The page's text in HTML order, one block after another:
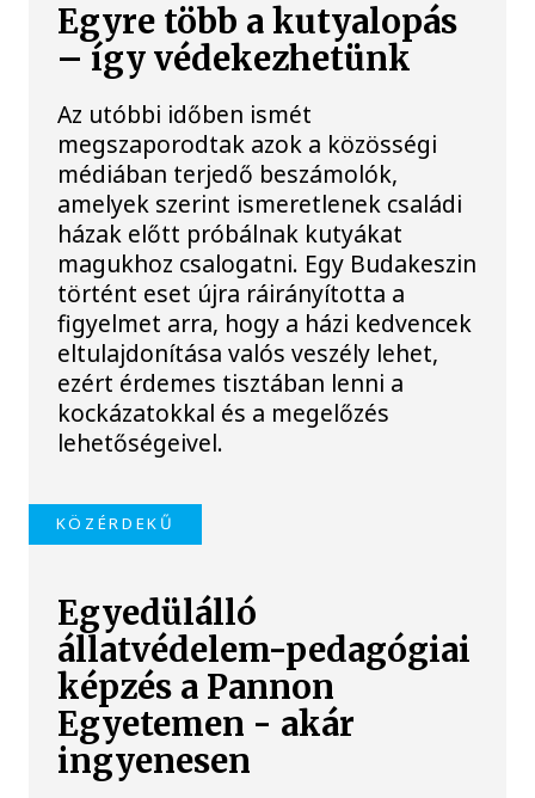
Egyre több a kutyalopás
– így védekezhetünk
Az utóbbi időben ismét
megszaporodtak azok a közösségi
médiában terjedő beszámolók,
amelyek szerint ismeretlenek családi
házak előtt próbálnak kutyákat
magukhoz csalogatni. Egy Budakeszin
történt eset újra ráirányította a
figyelmet arra, hogy a házi kedvencek
eltulajdonítása valós veszély lehet,
ezért érdemes tisztában lenni a
kockázatokkal és a megelőzés
lehetőségeivel.
KÖZÉRDEKŰ
Egyedülálló
állatvédelem-pedagógiai
képzés a Pannon
Egyetemen - akár
ingyenesen